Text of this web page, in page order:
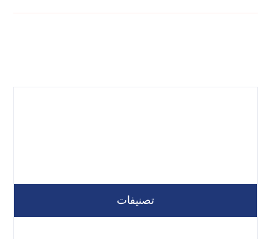
تصنيفات